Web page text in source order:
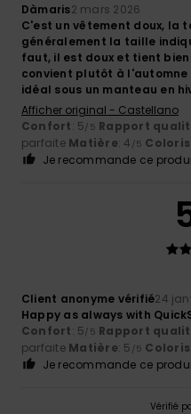
Dàmaris2 mars 2026
C'est un vêtement doux,
généralement la taille
faut, il est doux et tient
convient plutôt à l'automne
idéal sous un manteau en
Afficher original - Castellano
Confort: 5/5 Rapport
parfaite Matière: 4 /5 Coloris
Je recommande ce
Client anonyme vérifié24
Happy as always with
Confort: 5/5 Rapport
parfaite Matière: 5 /5 Coloris
Je recommande ce
Vérifié